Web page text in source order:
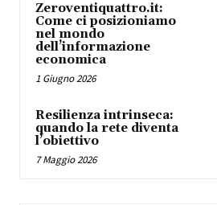
Zeroventiquattro.it:
Come ci posizioniamo
nel mondo
dell’informazione
economica
1 Giugno 2026
Resilienza intrinseca:
quando la rete diventa
l’obiettivo
7 Maggio 2026